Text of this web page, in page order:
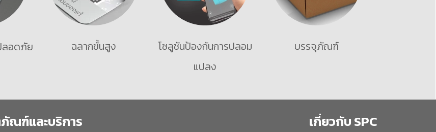
ลอดภัย ฉลากขั้นสูง
โซลูชันป้องกันการปลอม
แปลง
บรรจุภัณฑ์
ณฑ์และบริการ เกี่ยวกับ SPC